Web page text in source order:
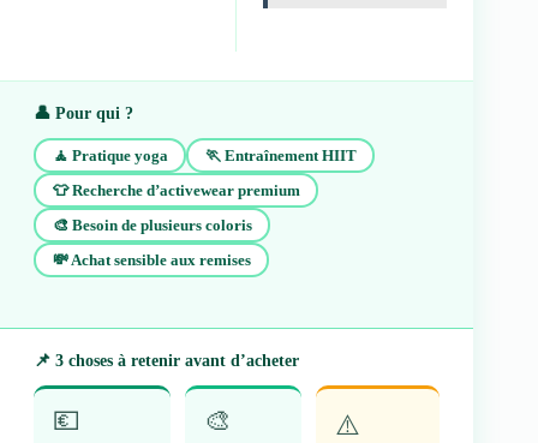
👤 Pour qui ?
🧘 Pratique yoga
🏃 Entraînement HIIT
👕 Recherche d’activewear premium
🎨 Besoin de plusieurs coloris
💸 Achat sensible aux remises
📌 3 choses à retenir avant d’acheter
💶 🎨 ⚠️